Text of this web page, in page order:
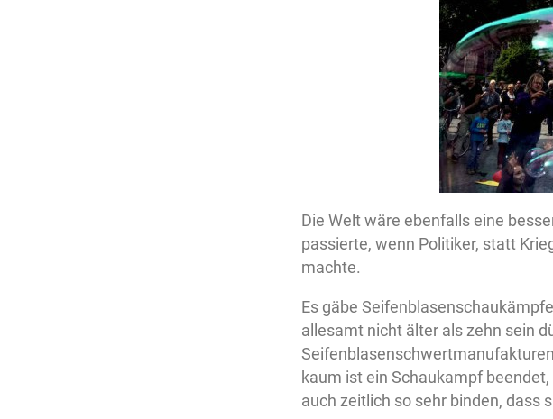
Die Welt wäre ebenfalls eine
passierte, wenn Politiker, statt
machte.
Es gäbe
allesamt nicht älter als zehn sein
kaum ist ein Schaukampf
auch zeitlich so sehr binden, dass